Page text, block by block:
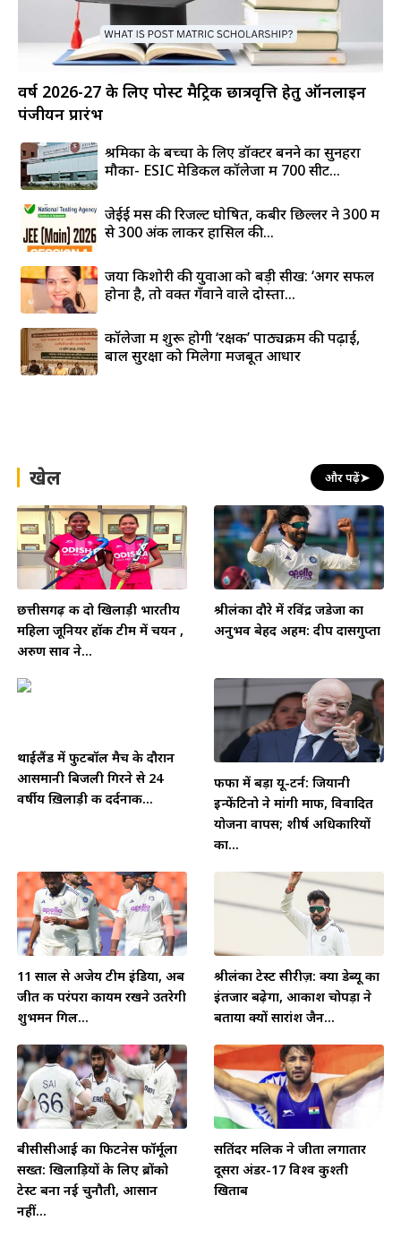
वर्ष 2026-27 के लिए पोस्ट मैट्रिक छात्रवृत्ति हेतु ऑनलाइन
पंजीयन प्रारंभ
श्रमिकों के बच्चों के लिए डॉक्टर बनने का सुनहरा
मौका- ESIC मेडिकल कॉलेजों में 700 सीटें...
जेईई मेंस की रिजल्ट घोषित, कबीर छिल्लर ने 300 में
से 300 अंक लाकर हासिल की...
जया किशोरी की युवाओं को बड़ी सीख: ‘अगर सफल
होना है, तो वक्त गँवाने वाले दोस्तों...
कॉलेजों में शुरू होगी ‘रक्षक’ पाठ्यक्रम की पढ़ाई,
बाल सुरक्षा को मिलेगा मजबूत आधार
खेल और पढ़ें➤
छत्तीसगढ़ की दो खिलाड़ी भारतीय
महिला जूनियर हॉकी टीम में चयन ,
अरुण साव ने...
श्रीलंका दौरे में रविंद्र जडेजा का
अनुभव बेहद अहम: दीप दासगुप्ता
थाईलैंड में फुटबॉल मैच के दौरान
आसमानी बिजली गिरने से 24
वर्षीय ख़िलाड़ी की दर्दनाक...
फीफा में बड़ा यू-टर्न: जियानी
इन्फेंटिनो ने मांगी माफी, विवादित
योजना वापस; शीर्ष अधिकारियों
का...
11 साल से अजेय टीम इंडिया, अब
जीत की परंपरा कायम रखने उतरेगी
शुभमन गिल...
श्रीलंका टेस्ट सीरीज़: क्या डेब्यू का
इंतजार बढ़ेगा, आकाश चोपड़ा ने
बताया क्यों सारांश जैन...
बीसीसीआई का फिटनेस फॉर्मूला
सख्त: खिलाड़ियों के लिए ब्रोंको
टेस्ट बना नई चुनौती, आसान
नहीं...
सतिंदर मलिक ने जीता लगातार
दूसरा अंडर-17 विश्व कुश्ती
खिताब